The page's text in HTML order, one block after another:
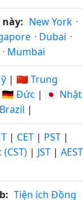
New York ·
· Dubai ·
· Mumbai
| 🇨🇳 Trung
🇩🇪 Đức | 🇯🇵 Nhật
|
| CET | PST |
| JST | AEST
Tiện ích Đồng